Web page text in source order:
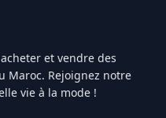
et vendre des
Maroc. Rejoignez notre
vie à la mode !